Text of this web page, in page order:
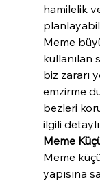
hamilelik
Meme
kullanılan
biz zararı
emzirme
bezleri
ilgili detaylı
Meme
Meme
yapısına